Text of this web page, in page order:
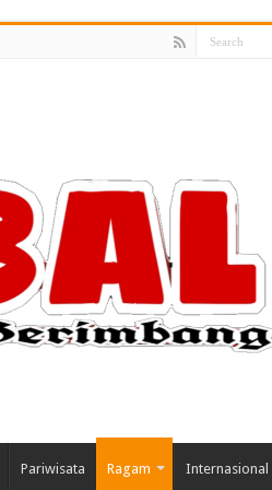
Pariwisata Ragam Internasional